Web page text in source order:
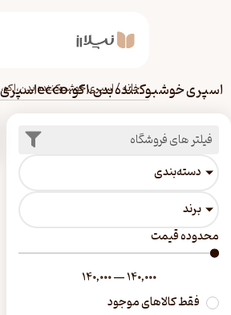
خانه/اسپری خوشبوکننده بدن،اکو،eccoاسپریاسپری خوشبوکننده بدن،اکو،eccoاسپری
فیلتر های فروشگاه
دسته‎‌بندی
برند
محدوده قیمت
140,000
—
140,000
فقط کالاهای موجود